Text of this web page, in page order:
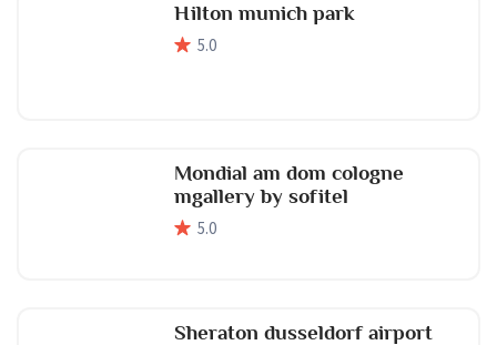
Hilton munich park
5.0
Mondial am dom cologne
mgallery by sofitel
5.0
Sheraton dusseldorf airport